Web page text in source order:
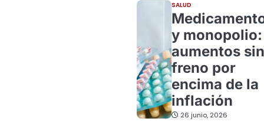
SALUD
y monopolio:
aumentos sin
freno por
encima de la
inflación
26 junio, 2026